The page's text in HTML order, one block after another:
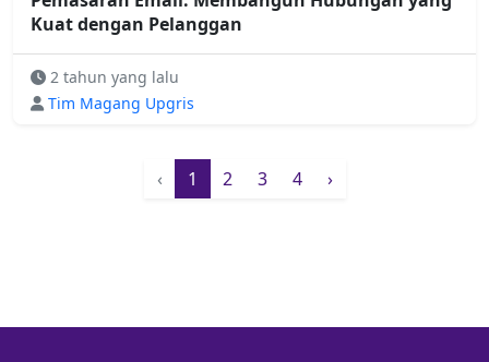
Kuat dengan Pelanggan
2 tahun yang lalu
Tim Magang Upgris
‹ 1 2 3 4 ›